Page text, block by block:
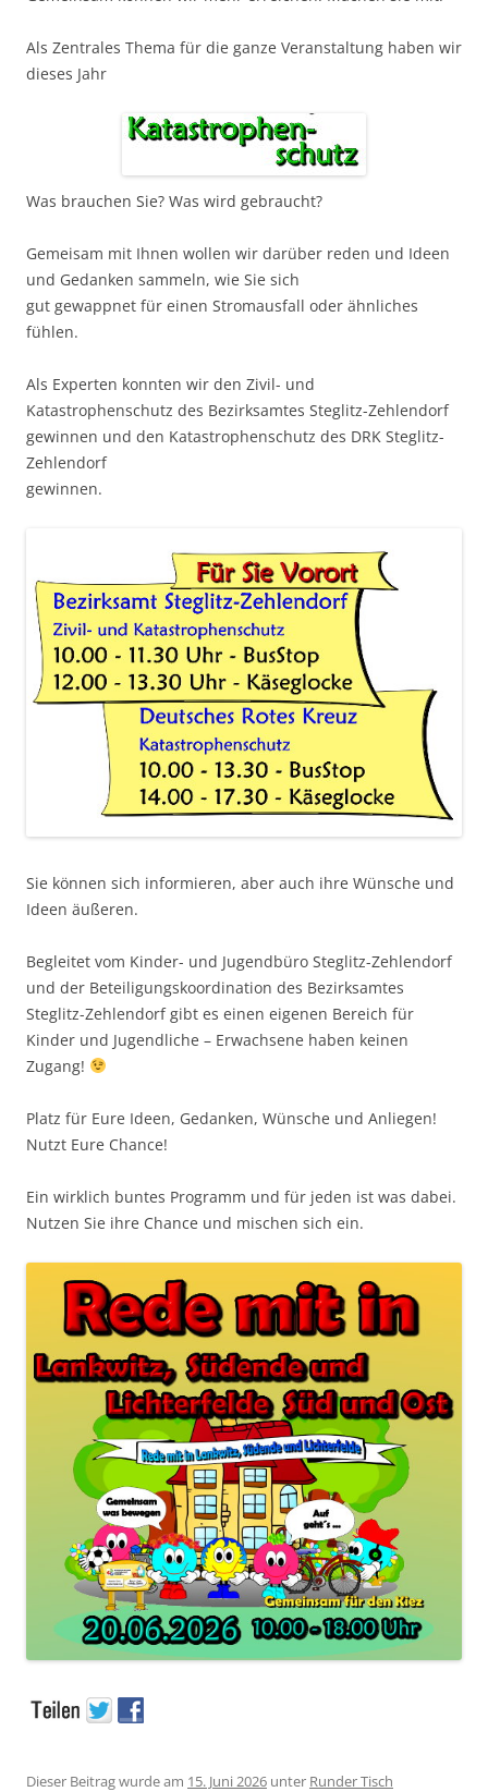
Als Zentrales Thema für die ganze Veranstaltung haben wir
dieses Jahr
Was brauchen Sie? Was wird gebraucht?
Gemeisam mit Ihnen wollen wir darüber reden und Ideen
und Gedanken sammeln, wie Sie sich
gut gewappnet für einen Stromausfall oder ähnliches
fühlen.
Als Experten konnten wir den Zivil- und
Katastrophenschutz des Bezirksamtes Steglitz-Zehlendorf
gewinnen und den Katastrophenschutz des DRK Steglitz-
Zehlendorf
gewinnen.
Sie können sich informieren, aber auch ihre Wünsche und
Ideen äußeren.
Begleitet vom Kinder- und Jugendbüro Steglitz-Zehlendorf
und der Beteiligungskoordination des Bezirksamtes
Steglitz-Zehlendorf gibt es einen eigenen Bereich für
Kinder und Jugendliche – Erwachsene haben keinen
Zugang!
Platz für Eure Ideen, Gedanken, Wünsche und Anliegen!
Nutzt Eure Chance!
Ein wirklich buntes Programm und für jeden ist was dabei.
Nutzen Sie ihre Chance und mischen sich ein.
Dieser Beitrag wurde am 15. Juni 2026 unter Runder Tisch